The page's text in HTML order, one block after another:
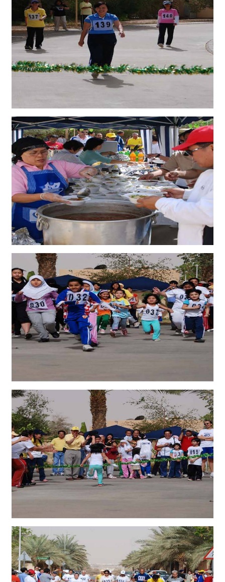
บ
ริ
ก
า
ร
ก
ร
ะ
ร
ว
ง
ก
า
ร
ต่
า
ง
ร
ะ
เ
ท
ศ
เ
กี่
ว
กั
บ
ส
ถ
า
น
เ
อ
ก
อั
ร
ร
า
ช
ทู